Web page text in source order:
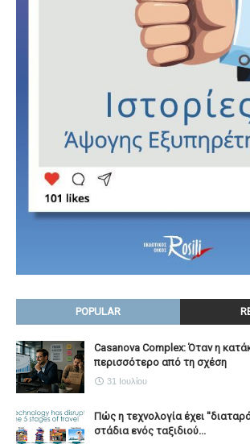
POPULAR
Casanova Complex: Όταν η
περισσότερο από τη σχέση
31 Ιουλίου
Πώς η τεχνολογία έχει
στάδια ενός ταξιδιού...